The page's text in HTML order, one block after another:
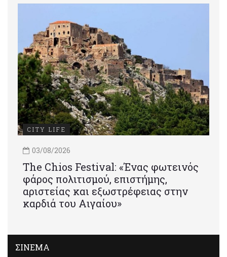
CITY LIFE
03/08/2026
Τhe Chios Festival: «Ένας φωτεινός
φάρος πολιτισμού, επιστήμης,
αριστείας και εξωστρέφειας στην
καρδιά του Αιγαίου»
ΣΙΝΕΜΑ